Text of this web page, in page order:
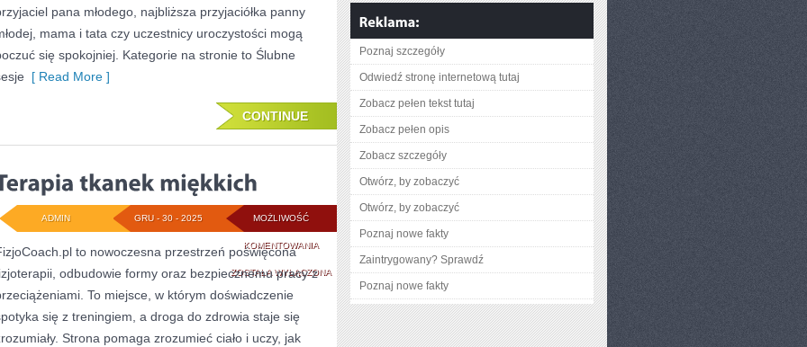
pana młodego, najbliższa przyjaciółka panny
mama i tata czy uczestnicy uroczystości mogą
się spokojniej. Kategorie na stronie to Ślubne
[ Read More ]
CONTINUE
MOŻLIWOŚĆ
KOMENTOWANIATERAPIA
TKANEK
MIĘKKICH
ZOSTAŁA WYŁĄCZONA
GRU - 30 - 2025
ADMIN
to nowoczesna przestrzeń poświęcona
odbudowie formy oraz bezpiecznemu pracy z
To miejsce, w którym doświadczenie
się z treningiem, a droga do zdrowia staje się
Strona pomaga zrozumieć ciało i uczy, jak
Poznaj szczegóły
Odwiedź stronę internetową tutaj
Zobacz pełen tekst tutaj
Zobacz pełen opis
Zobacz szczegóły
Otwórz, by zobaczyć
Otwórz, by zobaczyć
Poznaj nowe fakty
Zaintrygowany? Sprawdź
Poznaj nowe fakty